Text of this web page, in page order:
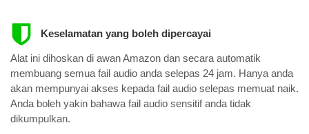
Keselamatan yang boleh dipercayai
Alat ini dihoskan di awan Amazon dan secara automatik
membuang semua fail audio anda selepas 24 jam. Hanya anda
akan mempunyai akses kepada fail audio selepas memuat naik.
Anda boleh yakin bahawa fail audio sensitif anda tidak
dikumpulkan.